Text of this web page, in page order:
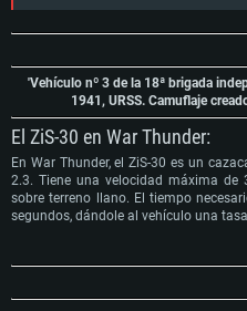
'Vehículo nº 3 de la 18ª brigada
1941, URSS. Camuflaje
El ZiS-30 en War Thunder:
En War Thunder, el ZiS-30 es un
2.3. Tiene una velocidad máxima
sobre terreno llano. El tiempo
segundos, dándole al vehículo una